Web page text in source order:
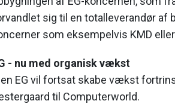
sig til en totalleverandør af
som eksempelvis KMD
- nu med organisk vækst
EG vil fortsat skabe vækst
til Computerworld.